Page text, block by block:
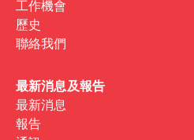
工作機會
歷史
聯絡我們
最新消息及報告
最新消息
報告